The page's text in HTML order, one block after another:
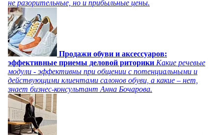
не разорительные, но и прибыльные цены.
Продажи обуви и аксессуаров:
эффективные приемы деловой риторики Какие речевые
модули - эффективны при общении с потенциальными и
действующими клиентами салонов обуви, а какие – нет,
знает бизнес-консультант Анна Бочарова.